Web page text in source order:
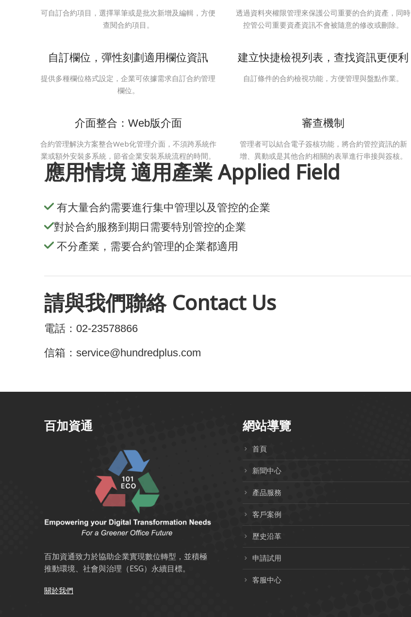
可自訂合約項目，選擇單筆或是批次新增及編輯，方便
查閱合約項目。
透過資料夾權限管理來保護公司重要的合約資產，同時
控管公司重要資產資訊不會被隨意的修改或刪除。
自訂欄位，彈性刻劃適用欄位資訊
提供多種欄位格式設定，企業可依據需求自訂合約管理
欄位。
建立快捷檢視列表，查找資訊更便利
自訂條件的合約檢視功能，方便管理與盤點作業。
介面整合：Web版介面
合約管理解決方案整合Web化管理介面，不須跨系統作
業或額外安裝多系統，節省企業安裝系統流程的時間。
審查機制
管理者可以結合電子簽核功能，將合約管控資訊的新
增、異動或是其他合約相關的表單進行串接與簽核。
應用情境 適用產業Applied Field
有大量合約需要進行集中管理以及管控的企業
對於合約服務到期日需要特別管控的企業
不分產業，需要合約管理的企業都適用
請與我們聯絡 Contact Us
電話：02-23578866
信箱：service@hundredplus.com
百加資通
百加資通致力於協助企業實現數位轉型，並積極
推動環境、社會與治理（ESG）永續目標。
關於我們
網站導覽
首頁
新聞中心
產品服務
客戶案例
歷史沿革
申請試用
客服中心